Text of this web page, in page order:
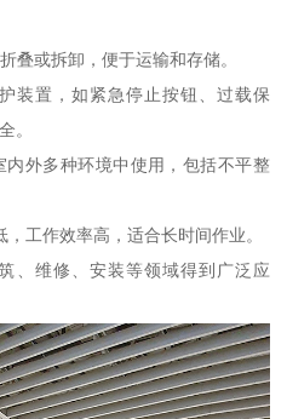
叠或拆卸，便于运输和存储。
装置，如紧急停止按钮、过载保
。
外多种环境中使用，包括不平整
工作效率高，适合长时间作业。
、维修、安装等领域得到广泛应